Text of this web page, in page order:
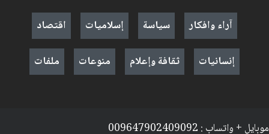
آراء وافكار
سياسة إسلاميات
اقتصاد
إنسانيات
ثقافة وإعلام منوعات ملفات
موبايل + واتساب : 009647902409092